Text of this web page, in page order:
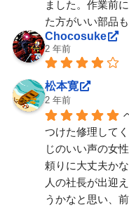
ました。作業前
た方がいい部品も
Chocosuke
2 年前
松本寛
2 年前
つけた修理して
じのいい声の女
頼りに大丈夫か
人の社長が出迎
うかなと思い、前